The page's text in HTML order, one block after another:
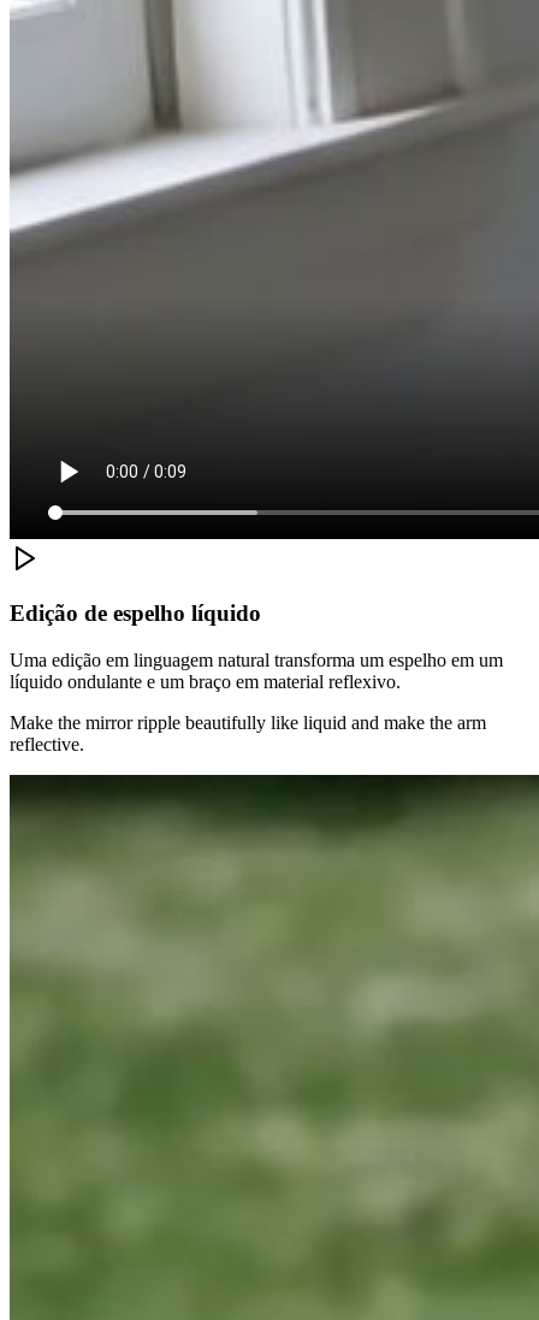
Edição de espelho líquido
Uma edição em linguagem natural transforma um espelho em um
líquido ondulante e um braço em material reflexivo.
Make the mirror ripple beautifully like liquid and make the arm
reflective.